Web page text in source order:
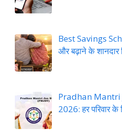
Best Savings
और बढ़ाने के शानदार
Pradhan Mantri
2026: हर परिवार के